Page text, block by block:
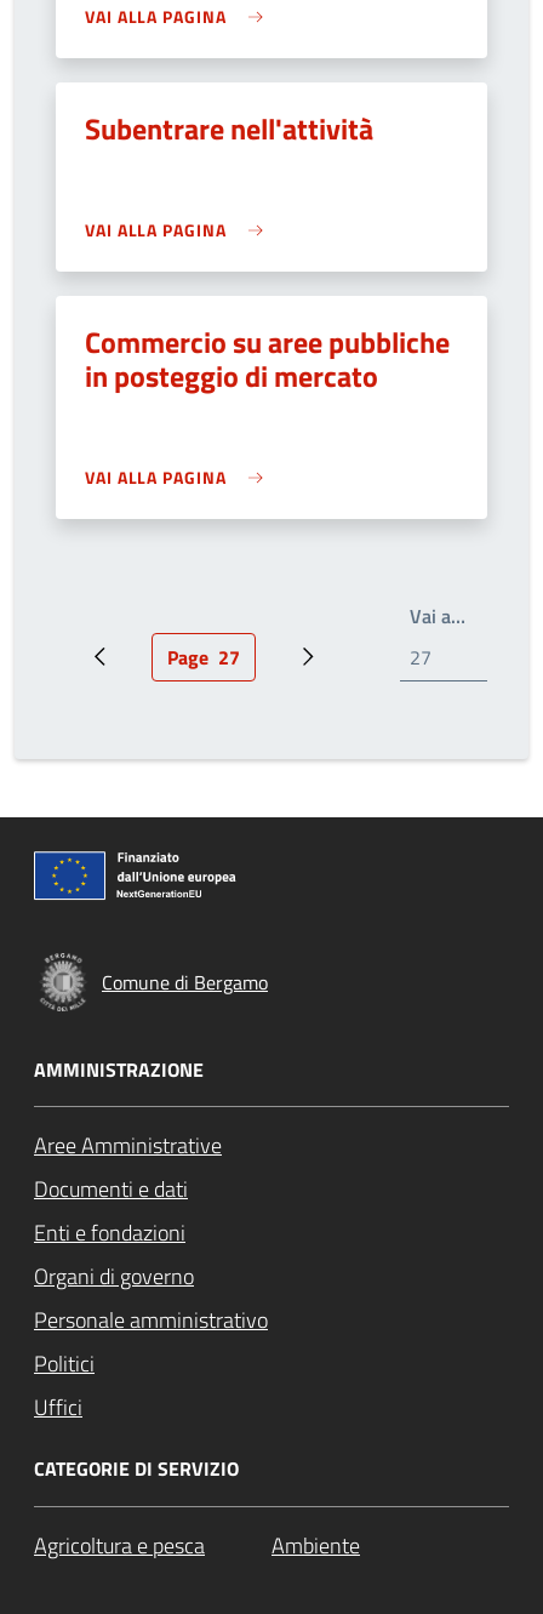
VAI ALLA PAGINA
Subentrare nell'attività
VAI ALLA PAGINA
Commercio su aree pubbliche
in posteggio di mercato
VAI ALLA PAGINA
Pagina precedentePagina attuale
Page 27 Prossima pagina
Vai a…
Comune di Bergamo
AMMINISTRAZIONE
Aree Amministrative
Documenti e dati
Enti e fondazioni
Organi di governo
Personale amministrativo
Politici
Uffici
CATEGORIE DI SERVIZIO
Agricoltura e pesca Ambiente